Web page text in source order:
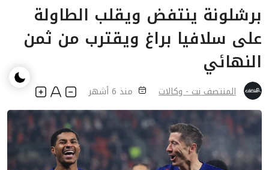
برشلونة ينتفض ويقلب الطاولة
على سلافيا براغ ويقترب من ثمن
النهائي
المنتصف نت - وكالات منذ 6 أشهر